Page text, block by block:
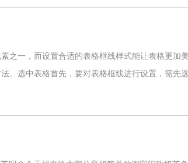
喜好的种子，体验优良的服务
之一，而设置合适的表格框线样式能让表格更加
。选中表格首先，要对表格框线进行设置，需先
现四向箭头时点击，即可选中整个